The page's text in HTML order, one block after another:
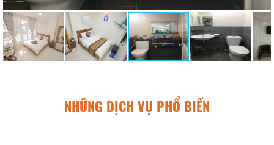
NHỮNG DỊCH VỤ PHỔ BIẾN